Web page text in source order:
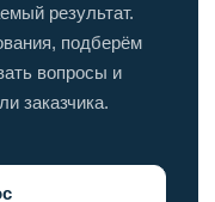
результат.
подберём
вопросы и
заказчика.